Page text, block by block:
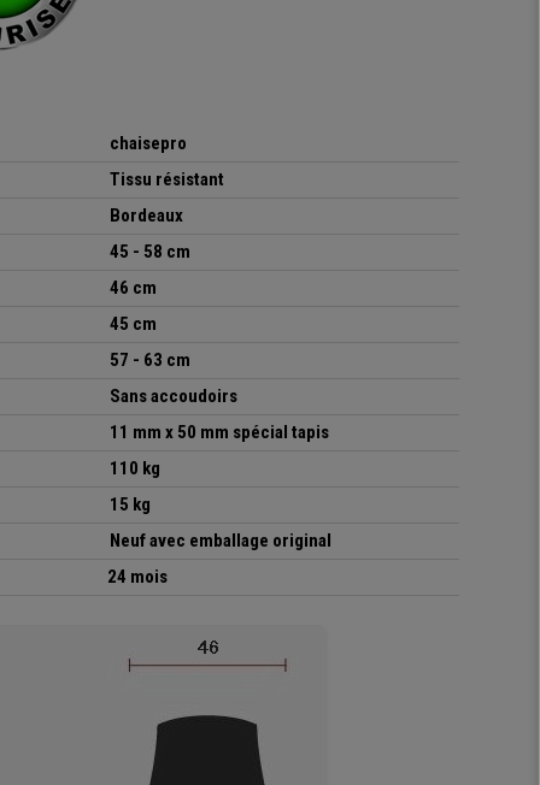
chaisepro
Tissu résistant
Bordeaux
45 - 58 cm
46 cm
45 cm
57 - 63 cm
Sans accoudoirs
11 mm x 50 mm spécial tapis
110 kg
15 kg
Neuf avec emballage original
24 mois